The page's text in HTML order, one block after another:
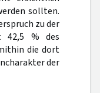
sollten.
zu der
42,5 % des
die dort
der